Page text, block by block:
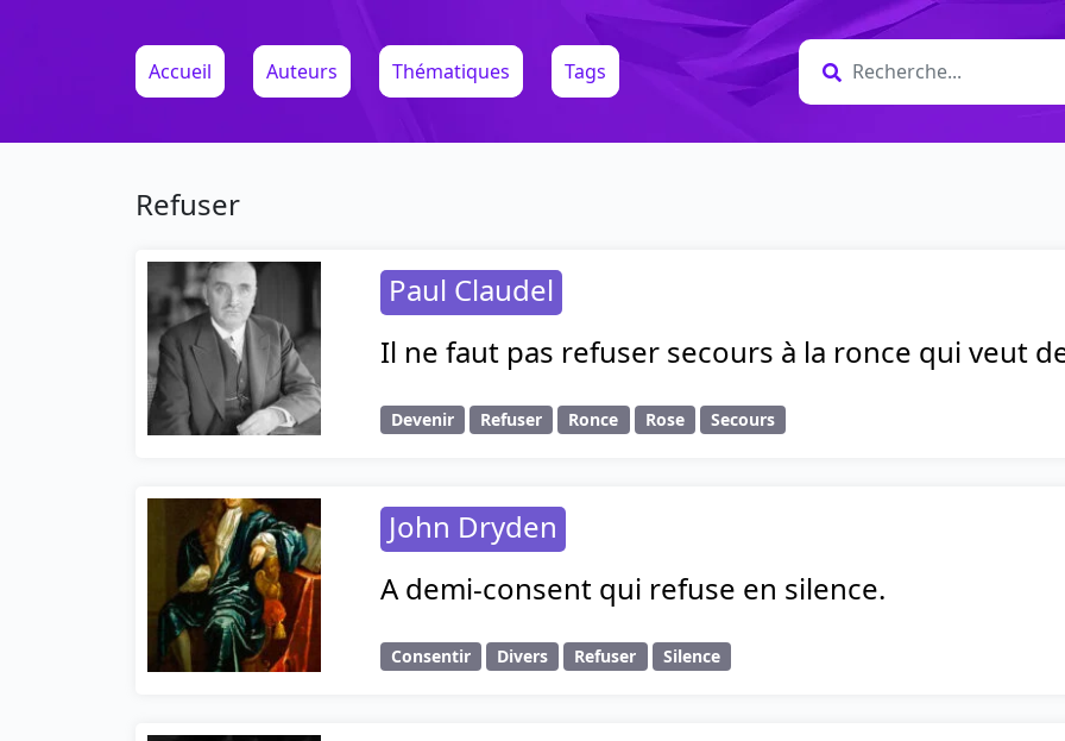
Accueil Auteurs Thématiques Tags
Refuser
Paul Claudel
Il ne faut pas refuser secours à la ronce qui veut
Devenir Refuser Ronce Rose Secours
John Dryden
A demi-consent qui refuse en silence.
Consentir Divers Refuser Silence